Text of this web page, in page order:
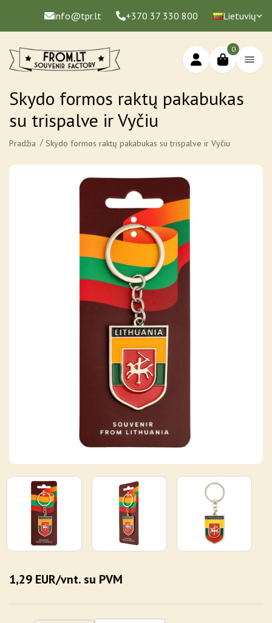
info@tpr.lt +370 37 330 800 Lietuvių
0
Skydo formos raktų pakabukas
su trispalve ir Vyčiu
Pradžia Skydo formos raktų pakabukas su trispalve ir Vyčiu
1,29 EUR/vnt. su PVM